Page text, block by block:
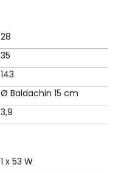
28
35
143
Ø Baldachin 15 cm
3,9
1 x 53 W